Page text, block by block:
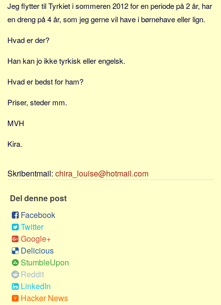
Sverige
Thailand
Italien
Alle
Nøgleord
Bolig
Virksomhed
Pension og opsparing
Forbrug
Social sikring og sundhed
Transport
Alle
Aspekter
Køb og salg
Jeg flytter til Tyrkiet i sommeren 2012 for en periode på 2 år, har
en dreng på 4 år, som jeg gerne vil have i børnehave eller lign.
Hvad er der?
Han kan jo ikke tyrkisk eller engelsk.
Hvad er bedst for ham?
Priser, steder mm.
MVH
Kira.
Skribentmail: chira_louise@hotmail.com
Del denne post
Facebook
Twitter
Google+
Delicious
StumbleUpon
Reddit
LinkedIn
Hacker News